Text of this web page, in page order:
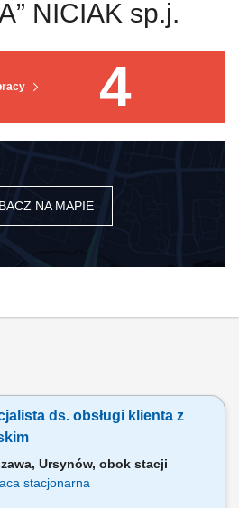
NICIAK sp.j.
4
NA MAPIE
ds. obsługi klienta z
Ursynów, obok stacji
stacjonarna